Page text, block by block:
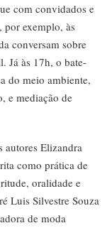
com convidados e
por exemplo, às
conversam sobre
Já às 17h, o bate-
do meio ambiente,
e mediação de
autores Elizandra
como prática de
oralidade e
Luis Silvestre Souza
de moda